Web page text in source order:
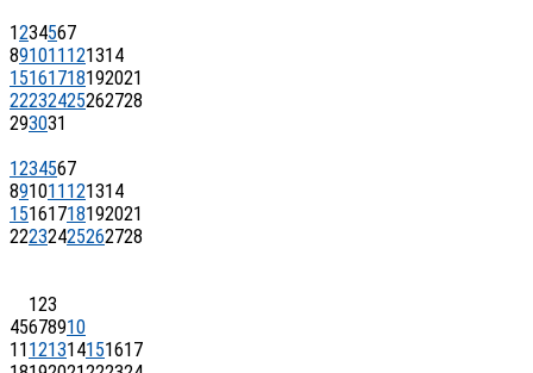
1234567
891011121314
15161718192021
22232425262728
293031
1234567
891011121314
15161718192021
22232425262728
123
45678910
11121314151617